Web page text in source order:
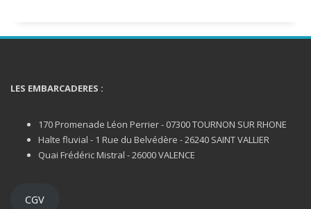
LES EMBARCADERES :
170 Promenade Léon Perrier - 07300 TOURNON SUR RHONE
Halte fluvial - 1 Rue du Belvédère - 26240 SAINT VALLIER
Quai Frédéric Mistral - 26000 VALENCE
CGV